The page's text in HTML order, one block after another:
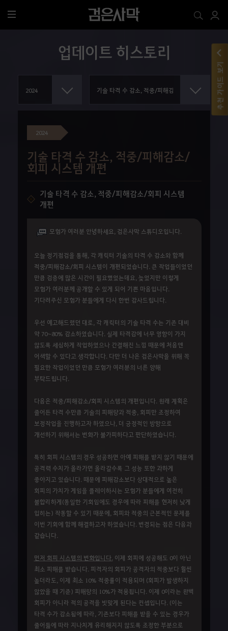
전
체
업데이트 히스토리
2024
기술 타격 수 감소, 적중/피해감소/
회피 시스템 개편
기술 타격 수 감소, 적중/피해감소/회피 시스템
개편
모험가 여러분 안녕하세요, 검은사막 스튜디오입니다.
오늘 정기점검을 통해, 각 캐릭터 기술의 타격 수 감소와 함께
적중/피해감소/회피 시스템이 개편되었습니다. 큰 작업들이었던
만큼 검증에 많은 시간이 필요했었는데요, 늦었지만 이렇게
모험가 여러분께 공개할 수 있게 되어 기쁜 마음입니다.
기다려주신 모험가 분들에게 다시 한번 감사드립니다.
우선 예고해드렸던 대로, 각 캐릭터의 기술 타격 수는 기존 대비
약 70~80% 감소하였습니다. 실제 타격감에 너무 영향이 가지
않도록 세심하게 작업하였으나 간결해진 느낌 때문에 처음엔
어색할 수 있다고 생각합니다. 다만 더 나은 검은사막을 위해 꼭
필요한 작업이었던 만큼 모험가 여러분의 너른 양해
부탁드립니다.
다음은 적중/피해감소/회피 시스템의 개편입니다. 원래 계획은
줄어든 타격 수만큼 기술의 피해량과 적중, 회피만 조정하여
보정작업을 진행하고자 하였으나, 더 긍정적인 방향으로
개선하기 위해서는 변화가 불가피하다고 판단하였습니다.
특히 회피 시스템의 경우 성공하면 아예 피해를 받지 않기 때문에
공격력 수치가 올라가면 올라갈수록 그 성능 또한 과하게
좋아지고 있습니다. 때문에 피해감소보다 상대적으로 높은
회피의 가치가 게임을 플레이하시는 모험가 분들에게 여전히
불합리하게(동일한 기회임에도 경우에 따라 피해를 현저히 낮게
입히는) 작동할 수 있기 때문에, 회피와 적중의 근본적인 문제를
이번 기회에 함께 해결하고자 하였습니다. 변경되는 점은 다음과
같습니다.
먼저 회피 시스템의 변화입니다. 이제 회피에 성공해도 0이 아닌
최소 피해를 받습니다. 피격자의 회피가 공격자의 적중보다 훨씬
높더라도, 이제 최소 10% 적중률이 적용되며 (회피가 발생하지
않았을 때 기준) 피해량의 10%가 적용됩니다. 이제 0이라는 완벽
회피가 아니라 적의 공격을 빗맞게 된다는 컨셉입니다. (이는
타격 수가 감소됨에 따라, 기존보다 피해를 받을 수 있는 경우가
줄어듦에 따라 지나치게 유리해지지 않도록 조정한 부분으로
추천 가이드 보기